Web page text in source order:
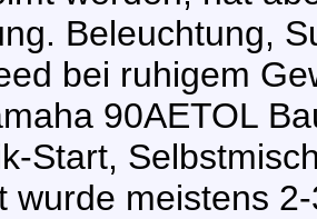
Beleuchtung,
bei ruhigem
90AETOL
Start,
wurde meistens